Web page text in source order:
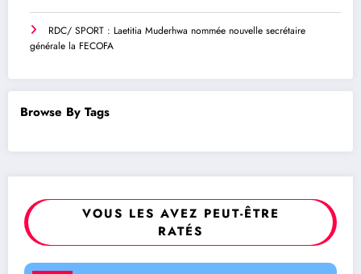
RDC/ SPORT : Laetitia Muderhwa nommée nouvelle secrétaire
générale la FECOFA
Browse By Tags
VOUS LES AVEZ PEUT-ÊTRE
RATÉS